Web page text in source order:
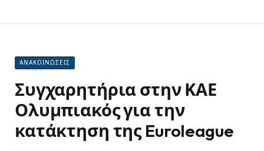
ΑΝΑΚΟΙΝΩΣΕΙΣ
Συγχαρητήρια στην ΚΑΕ
Ολυμπιακός για την
κατάκτηση της Euroleague